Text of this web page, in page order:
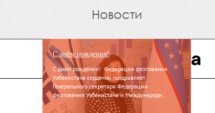
Новости
С днём рождения!
С днём рождения! Федерация фехтования
Узбекистана сердечно поздравляет
Генерального секретаря Федерации
фехтования Узбекистана и Международн...